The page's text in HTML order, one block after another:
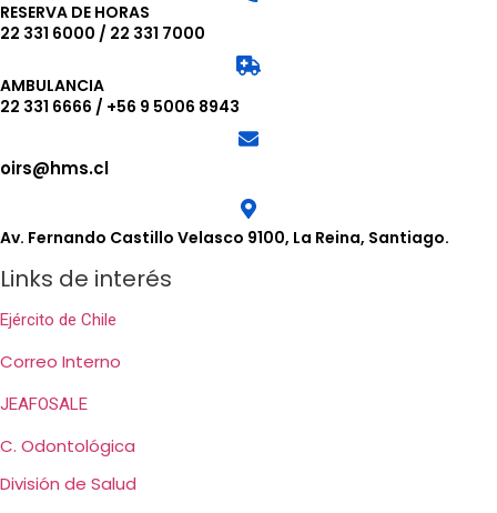
RESERVA DE HORAS
22 331 6000 / 22 331 7000
AMBULANCIA
22 331 6666 / +56 9 5006 8943
oirs@hms.cl
Av. Fernando Castillo Velasco 9100, La Reina, Santiago.
Links de interés
Ejército de Chile
Correo Interno
JEAFOSALE
C. Odontológica
División de Salud